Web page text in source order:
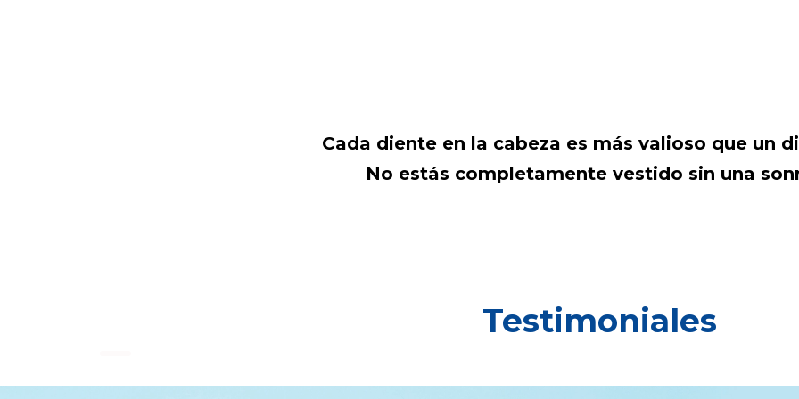
Cada diente en la cabeza es más valioso que un
No estás completamente vestido sin una
Testimoniales